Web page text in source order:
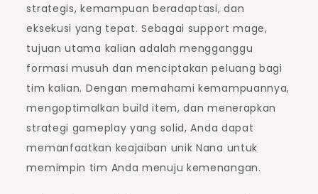
strategis, kemampuan beradaptasi, dan
eksekusi yang tepat. Sebagai support mage,
tujuan utama kalian adalah mengganggu
formasi musuh dan menciptakan peluang bagi
tim kalian. Dengan memahami kemampuannya,
mengoptimalkan build item, dan menerapkan
strategi gameplay yang solid, Anda dapat
memanfaatkan keajaiban unik Nana untuk
memimpin tim Anda menuju kemenangan.